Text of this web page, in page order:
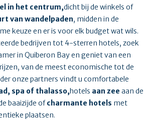
in het centrum,dicht bij de winkels of
van wandelpaden, midden in de
keuze en er is voor elk budget wat wils.
bedrijven tot 4-sterren hotels, zoek
in Quiberon Bay en geniet van een
van de meest economische tot de
onze partners vindt u comfortabele
spa of thalasso,hotels aan zee aan de
baaizijde ofcharmante hotels met
plaatsen.